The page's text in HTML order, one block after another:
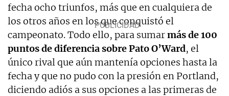
fecha ocho triunfos, más que en cualquiera de
los otros años en los que conquistó el
campeonato. Todo ello, para sumarmás de 100
puntos de diferencia sobre Pato O’Ward, el
único rival que aún mantenía opciones hasta la
fecha y que no pudo con la presión en Portland,
diciendo adiós a sus opciones a las primeras de